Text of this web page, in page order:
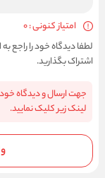
امتیاز کنونی : 0
لطفا دیدگاه خود را راجع به
اشتراک بگذارید.
جهت ارسال و دیدگاه
لینک زیر کلیک نمایید.